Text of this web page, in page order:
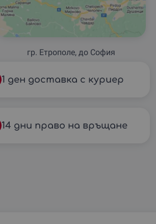
гр. Етрополе, до София
1 ден доставка с куриер
14 дни право на връщане